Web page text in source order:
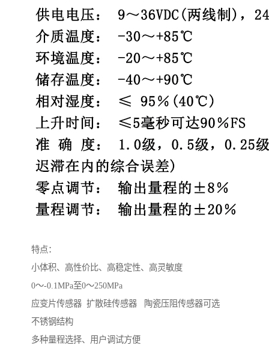
特点：
小体积、高性价比、高稳定性、高灵敏度
0～-0.1MPa至0～250MPa
应变片传感器 扩散硅传感器 陶瓷压阻传感器可选
不锈钢结构
多种量程选择、用户调试方便